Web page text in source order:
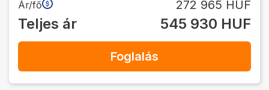
Ár/fő 272 965 HUF
Teljes ár 545 930 HUF
Foglalás